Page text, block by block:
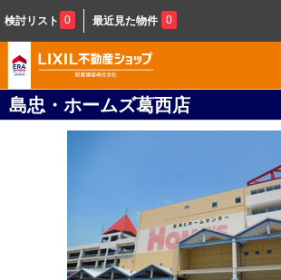
検討リスト 0 最近見た物件 0
島忠・ホームズ葛西店